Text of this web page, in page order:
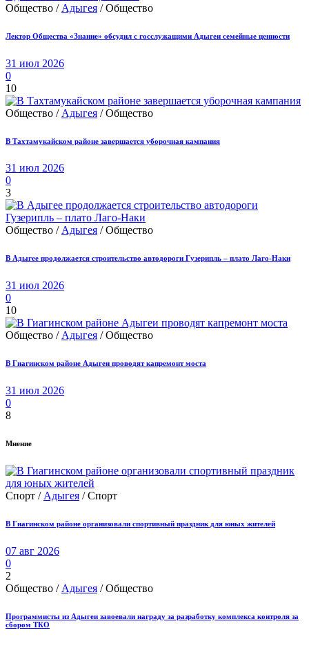
Общество / Адыгея / Общество
Лектор Общества «Знание» обсудил с госслужащими Адыгеи семейные ценности
31 июл 2026
0
10
Общество / Адыгея / Общество
В Тахтамукайском районе завершается уборочная кампания
31 июл 2026
0
3
Общество /Адыгея / Общество
В Адыгее продолжается строительство автодороги Гузерипль – плато Лаго-Наки
31 июл 2026
0
10
Общество /Адыгея / Общество
В Гиагинском районе Адыгеи проводят капремонт моста
31 июл 2026
0
8
Мнение
Спорт / Адыгея / Спорт
В Гиагинском районе организовали спортивный праздник для юных жителей
07 авг 2026
0
2
Общество / Адыгея / Общество
Программисты из Адыгеи завоевали награду за разработку комплекса контроля за
сбором ТКО